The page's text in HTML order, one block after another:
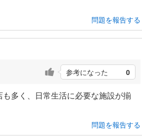
問題を報告する
参考になった 0
多く、日常生活に必要な施設が揃
問題を報告する